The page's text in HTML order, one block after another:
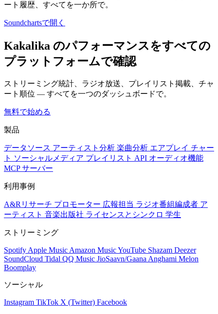
ート履歴、すべてを一か所で。
Soundchartsで開く
Kakalika のパフォーマンスをすべての
プラットフォームで確認
ストリーミング統計、ラジオ放送、プレイリスト掲載、チャ
ート順位 — すべてを一つのダッシュボードで。
無料で始める
製品
データソース アーティスト分析 楽曲分析 エアプレイ チャー
ト ソーシャルメディア プレイリスト API オーディオ機能
MCP サーバー
利用事例
A&Rリサーチ プロモーター 広報担当 ラジオ番組編成者 ア
ーティスト 音楽出版社 ライセンスとシンクロ 学生
ストリーミング
Spotify Apple Music Amazon MusicYouTube Shazam Deezer
SoundCloud Tidal QQ Music JioSaavn/Gaana Anghami Melon
Boomplay
ソーシャル
Instagram TikTok X (Twitter) Facebook